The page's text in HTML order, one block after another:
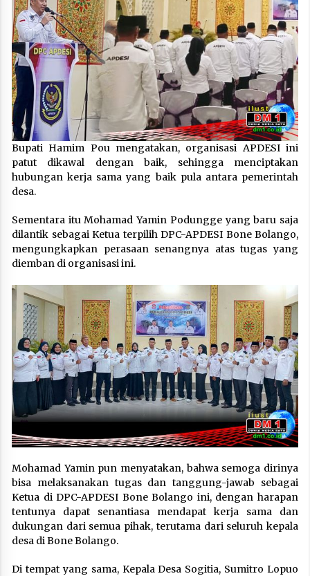
Bupati Hamim Pou mengatakan, organisasi APDESI ini
patut dikawal dengan baik, sehingga menciptakan
hubungan kerja sama yang baik pula antara pemerintah
desa.
Sementara itu Mohamad Yamin Podungge yang baru saja
dilantik sebagai Ketua terpilih DPC-APDESI Bone Bolango,
mengungkapkan perasaan senangnya atas tugas yang
diemban di organisasi ini.
Mohamad Yamin pun menyatakan, bahwa semoga dirinya
bisa melaksanakan tugas dan tanggung-jawab sebagai
Ketua di DPC-APDESI Bone Bolango ini, dengan harapan
tentunya dapat senantiasa mendapat kerja sama dan
dukungan dari semua pihak, terutama dari seluruh kepala
desa di Bone Bolango.
Di tempat yang sama, Kepala Desa Sogitia, Sumitro Lopuo